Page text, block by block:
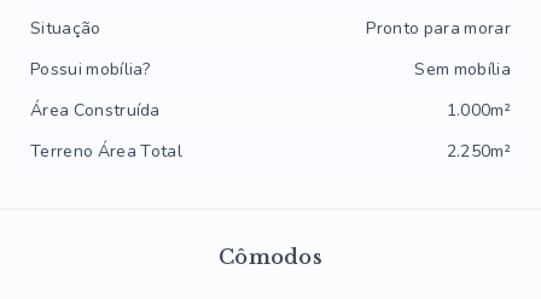
Cômodos
Situação
Pronto para morar
Possui mobília?
Sem mobília
Área Construída
1.000m²
Terreno Área Total
2.250m²